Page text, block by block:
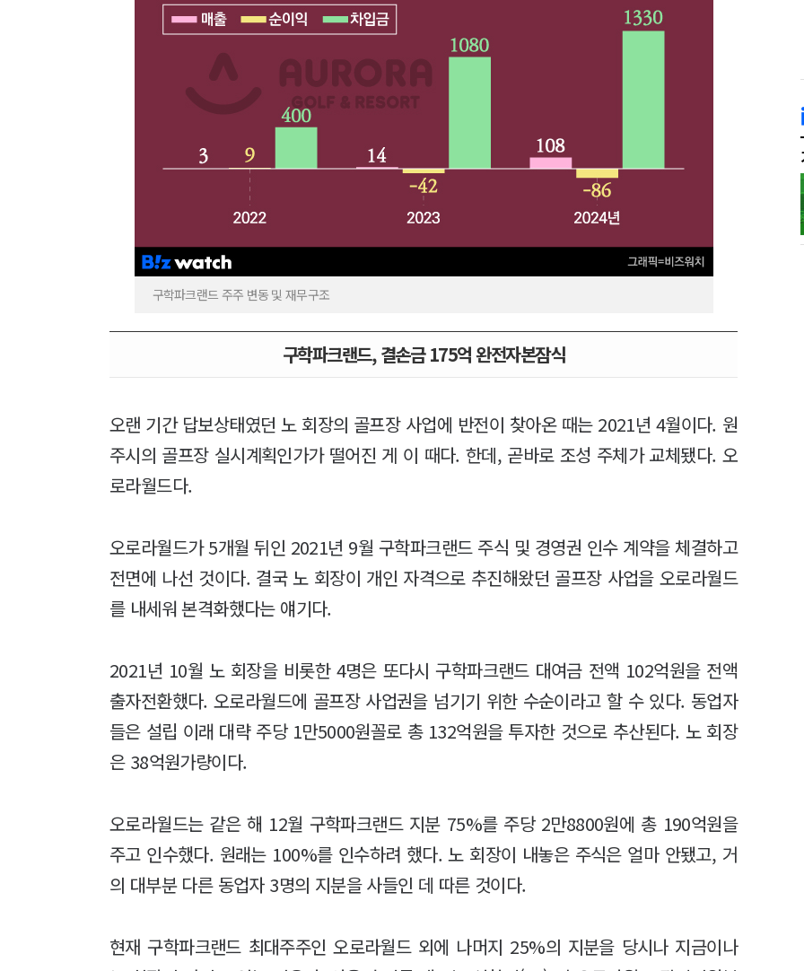
구학파크랜드 주주 변동 및 재무구조
구학파크랜드, 결손금 175억 완전자본잠식
오랜 기간 답보상태였던 노 회장의 골프장 사업에 반전이 찾아온 때는 2021년 4월이다. 원
주시의 골프장 실시계획인가가 떨어진 게 이 때다. 한데, 곧바로 조성 주체가 교체됐다. 오
로라월드다.
오로라월드가 5개월 뒤인 2021년 9월 구학파크랜드 주식 및 경영권 인수 계약을 체결하고
전면에 나선 것이다. 결국 노 회장이 개인 자격으로 추진해왔던 골프장 사업을 오로라월드
를 내세워 본격화했다는 얘기다.
2021년 10월 노 회장을 비롯한 4명은 또다시 구학파크랜드 대여금 전액 102억원을 전액
출자전환했다. 오로라월드에 골프장 사업권을 넘기기 위한 수순이라고 할 수 있다. 동업자
들은 설립 이래 대략 주당 1만5000원꼴로 총 132억원을 투자한 것으로 추산된다. 노 회장
은 38억원가량이다.
오로라월드는 같은 해 12월 구학파크랜드 지분 75%를 주당 2만8800원에 총 190억원을
주고 인수했다. 원래는 100%를 인수하려 했다. 노 회장이 내놓은 주식은 얼마 안됐고, 거
의 대부분 다른 동업자 3명의 지분을 사들인 데 따른 것이다.
현재 구학파크랜드 최대주주인 오로라월드 외에 나머지 25%의 지분을 당시나 지금이나